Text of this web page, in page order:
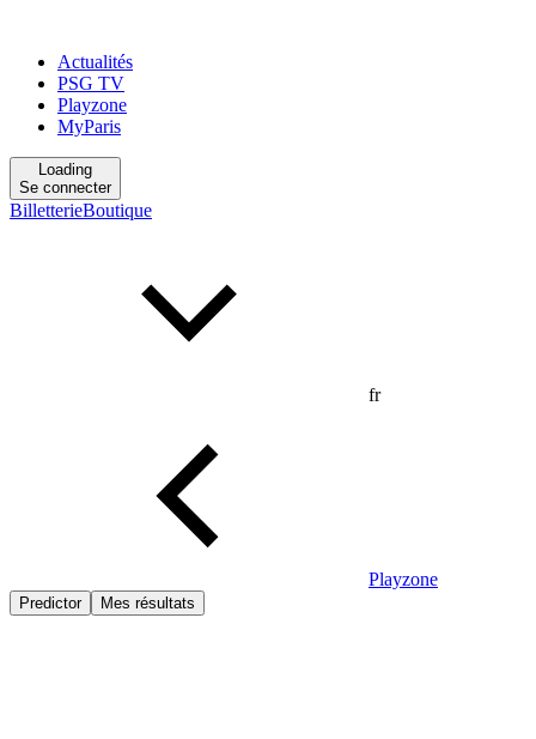
Actualités
PSG TV
Playzone
MyParis
Loading
Se connecter
BilletterieBoutique
fr
Playzone
Predictor Mes résultats